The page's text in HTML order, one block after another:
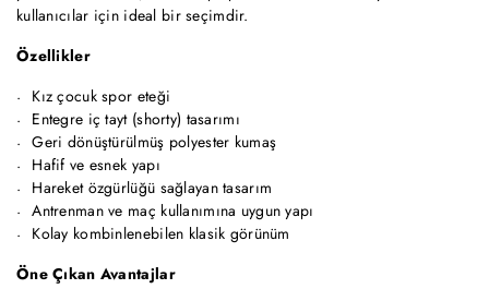
kullanıcılar için ideal bir seçimdir.
Özellikler
Kız çocuk spor eteği
Entegre iç tayt (shorty) tasarımı
Geri dönüştürülmüş polyester kumaş
Hafif ve esnek yapı
Hareket özgürlüğü sağlayan tasarım
Antrenman ve maç kullanımına uygun yapı
Kolay kombinlenebilen klasik görünüm
Öne Çıkan Avantajlar